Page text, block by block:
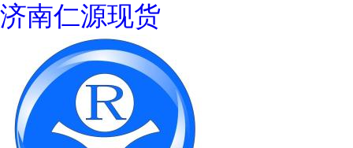
济南仁源现货